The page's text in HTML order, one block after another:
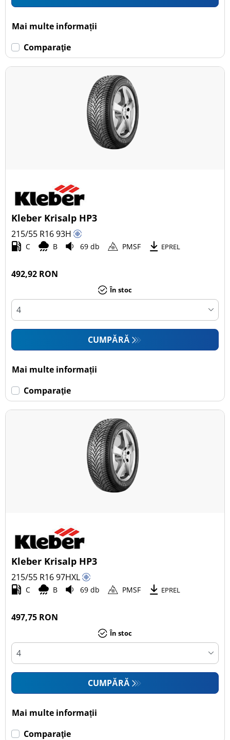
Mai multe informații
Comparaţie
Kleber Krisalp HP3
215/55 R1693H
C B 69 db PMSF EPREL
492,92 RON
În stoc
CUMPĂRĂ
Mai multe informații
Comparaţie
Kleber Krisalp HP3
215/55 R1697HXL
C B 69 db PMSF EPREL
497,75 RON
În stoc
CUMPĂRĂ
Mai multe informații
Comparaţie